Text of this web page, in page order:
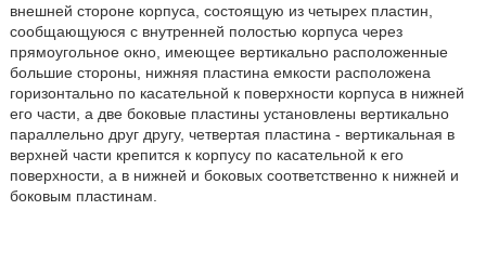
внешней стороне корпуса, состоящую из четырех пластин,
сообщающуюся с внутренней полостью корпуса через
прямоугольное окно, имеющее вертикально расположенные
большие стороны, нижняя пластина емкости расположена
горизонтально по касательной к поверхности корпуса в нижней
его части, а две боковые пластины установлены вертикально
параллельно друг другу, четвертая пластина - вертикальная в
верхней части крепится к корпусу по касательной к его
поверхности, а в нижней и боковых соответственно к нижней и
боковым пластинам.